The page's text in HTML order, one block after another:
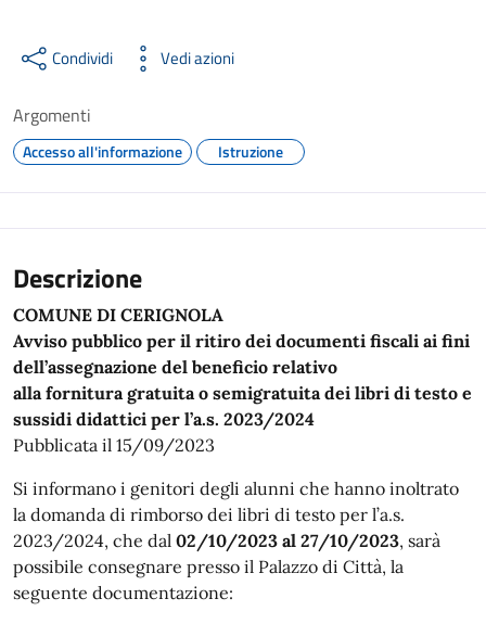
Condividi Vedi azioni
Argomenti
Accesso all'informazione Istruzione
Descrizione
COMUNE DI CERIGNOLA
Avviso pubblico per il ritiro dei documenti fiscali ai fini
dell’assegnazione del beneficio relativo
alla fornitura gratuita o semigratuita dei libri di testo e
sussidi didattici per l’a.s. 2023/2024
Pubblicata il 15/09/2023
Si informano i genitori degli alunni che hanno inoltrato
la domanda di rimborso dei libri di testo per l’a.s.
2023/2024, che dal 02/10/2023 al 27/10/2023, sarà
possibile consegnare presso il Palazzo di Città, la
seguente documentazione: